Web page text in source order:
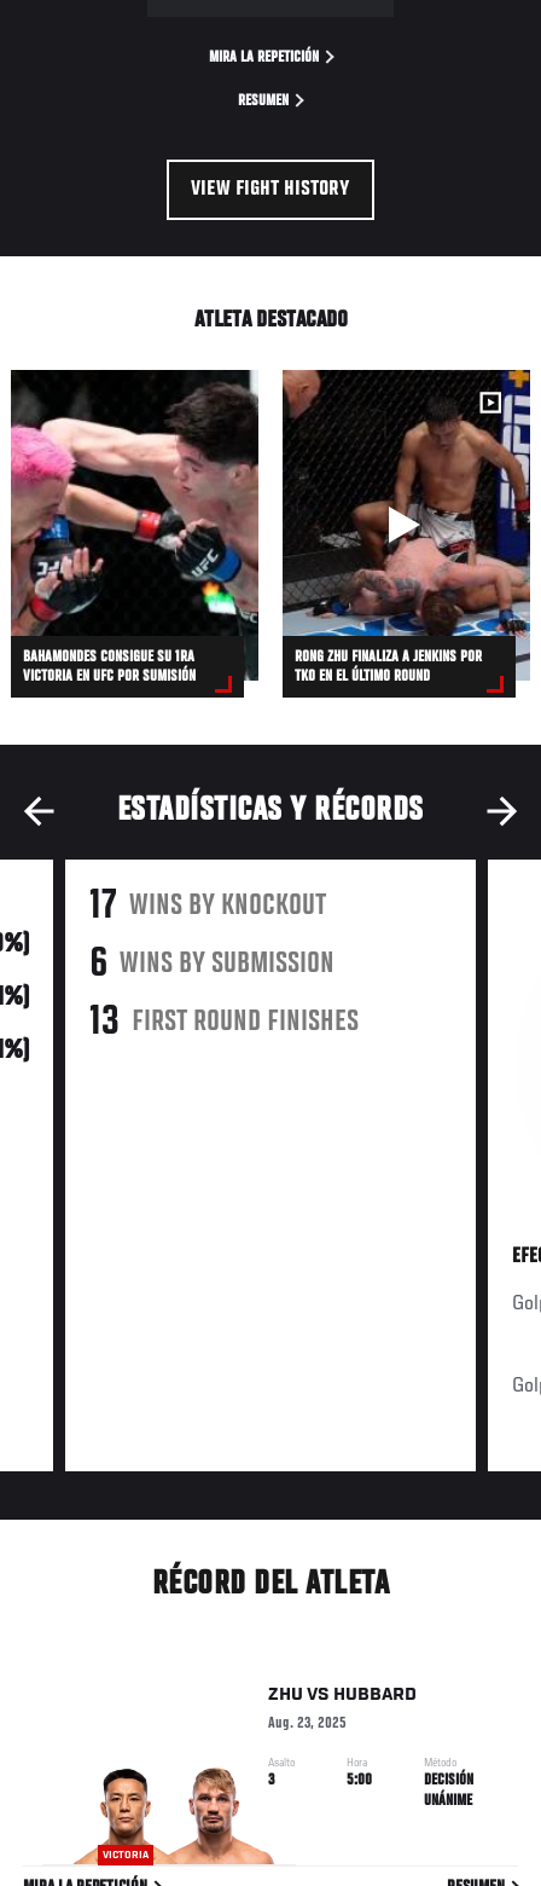
MIRA LA REPETICIÓN
RESUMEN
VIEW FIGHT HISTORY
ATLETA DESTACADO
BAHAMONDES CONSIGUE SU 1RA
VICTORIA EN UFC POR SUMISIÓN
RONG ZHU FINALIZA A JENKINS POR
TKO EN EL ÚLTIMO ROUND
ESTADÍSTICAS Y RÉCORDS
17 WINS BY KNOCKOUT
6 WINS BY SUBMISSION
13 FIRST ROUND FINISHES
RÉCORD DEL ATLETA
VICTORIA
ZHU VS HUBBARD
Aug. 23, 2025
Asalto
3
Hora
5:00
Método
DECISIÓN
UNÁNIME